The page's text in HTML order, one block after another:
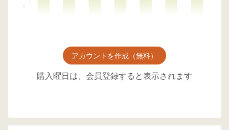
アカウントを作成（無料）
購入曜日は、会員登録すると表示されます